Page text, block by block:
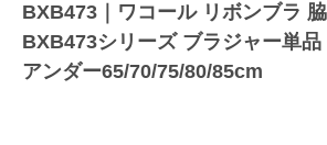
BXB473｜ワコール リボンブラ
BXB473シリーズ ブラジャー単
アンダー65/70/75/80/85cm